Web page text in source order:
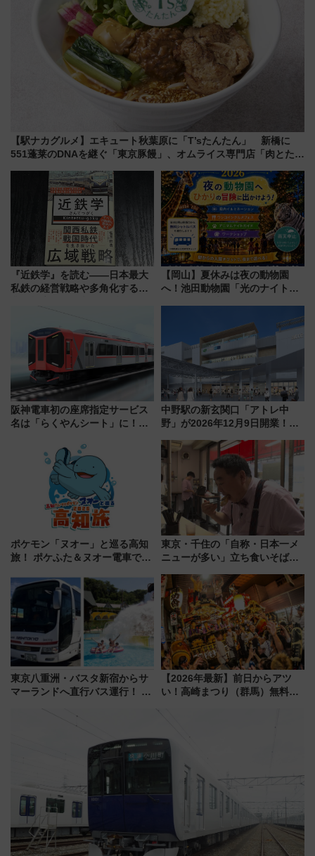
【駅ナカグルメ】エキュート秋葉原に「T’sたんたん」 新橋に
551蓬莱のDNAを継ぐ「東京豚饅」、オムライス専門店「肉とたま
『近鉄学』を読む――日本最大
私鉄の経営戦略や多角化する事
【岡山】夏休みは夜の動物園
へ！池田動物園「光のナイトズ
阪神電車初の座席指定サービス
名は「らくやんシート」に！新
を快適移動
中野駅の新玄関口「アトレ中
野」が2026年12月9日開業！新
注目スポット
ポケモン「ヌオー」と巡る高知
旅！ ポケふた＆ヌオー電車で楽
路の絶景と絶品グルメを満喫！
（7月18日スタート）
東京・千住の「自称・日本一メ
ニューが多い」立ち食いそば屋
地のふらっと立ち食いそば』
7/27夜10時～放送
東京八重洲・バスタ新宿からサ
マーランドへ直行バス運行！ お
推し活を楽しもう！（2026年
【2026年最新】前日からアツ
い！高崎まつり（群馬）無料観